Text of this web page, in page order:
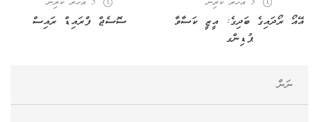
އޭއޯ ރޯދައިގެ ބަދިގެ: އީޒީ ކަސާވާ
ޕުޑިންގ
ސޮސެޖް ފްރައިޑް ރައިސް